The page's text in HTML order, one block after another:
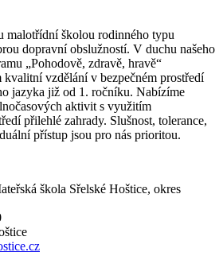
malotřídní školou rodinného typu
dopravní obslužností. V duchu našeho
„Pohodově, zdravě, hravě“
kvalitní vzdělání v bezpečném prostředí
jazyka již od 1. ročníku. Nabízíme
aktivit s využitím
přilehlé zahrady. Slušnost, tolerance,
přístup jsou pro nás prioritou.
škola Sřelské Hoštice, okres